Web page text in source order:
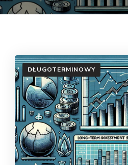
DŁUGOTERMINOWY